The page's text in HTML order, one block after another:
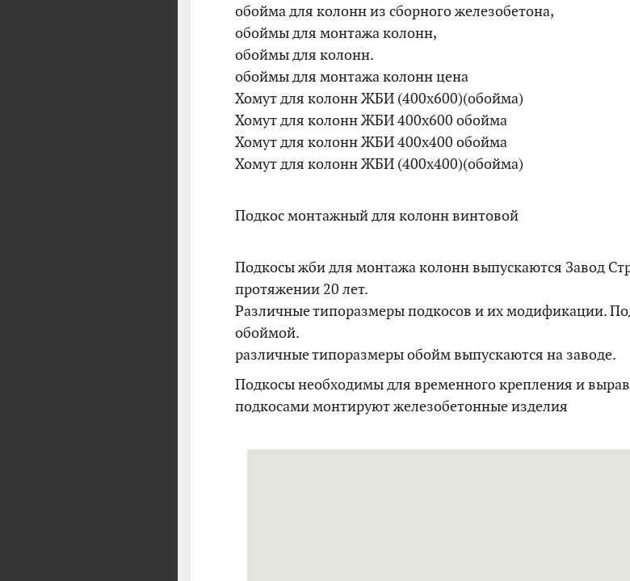
обойма для колонн из сборного железобетона,
обоймы для монтажа колонн,
обоймы для колонн.
обоймы для монтажа колонн цена
Хомут для колонн ЖБИ (400х600)(обойма)
Хомут для колонн ЖБИ 400х600 обойма
Хомут для колонн ЖБИ 400х400 обойма
Хомут для колонн ЖБИ (400х400)(обойма)
Подкос монтажный для колонн винтовой
Подкосы жби для монтажа колонн выпускаются Завод
протяжении 20 лет.
Различные типоразмеры подкосов и их модификации.
обоймой.
различные типоразмеры обойм выпускаются на заводе.
Подкосы необходимы для временного крепления и
подкосами монтируют железобетонные изделия